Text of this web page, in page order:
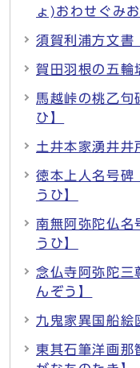
ょ)おわせぐみ
須賀利浦方文書
賀田羽根の五輪
馬越峠の桃乙句
ひ】
土井本家湧井井
徳本上人名号碑
うひ】
南無阿弥陀仏名
うひ】
念仏寺阿弥陀三
んぞう】
九鬼家異国船絵
東其石筆洋画那